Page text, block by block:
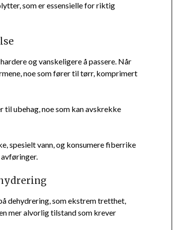
som er essensielle for riktig
og vanskeligere å passere. Når
noe som fører til tørr, komprimert
til ubehag, noe som kan avskrekke
spesielt vann, og konsumere fiberrike
dehydrering, som ekstrem tretthet,
mer alvorlig tilstand som krever